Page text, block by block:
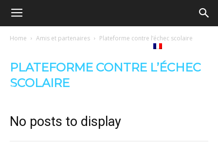
Ecole
Home Amis et partenaires Plateforme contre l’échec scolaire
PLATEFORME CONTRE L’ÉCHEC
SCOLAIRE
No posts to display